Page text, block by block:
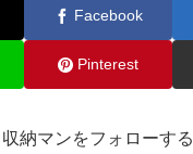
Facebook
Pinterest
収納マンをフォローする